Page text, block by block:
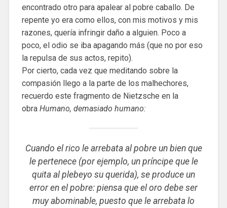
encontrado otro para apalear al pobre caballo. De
repente yo era como ellos, con mis motivos y mis
razones, quería infringir daño a alguien. Poco a
poco, el odio se iba apagando más (que no por eso
la repulsa de sus actos, repito).
Por cierto, cada vez que meditando sobre la
compasión llego a la parte de los malhechores,
recuerdo este fragmento de Nietzsche en la
obra Humano, demasiado humano:
Cuando el rico le arrebata al pobre un bien que
le pertenece (por ejemplo, un príncipe que le
quita al plebeyo su querida), se produce un
error en el pobre: piensa que el oro debe ser
muy abominable, puesto que le arrebata lo